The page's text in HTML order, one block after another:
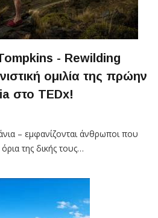
- Rewilding
ομιλία της πρώην
στο TEDx!
– εμφανίζονται άνθρωποι που
της δικής τους…